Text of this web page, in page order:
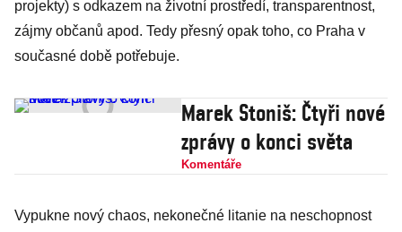
projekty) s odkazem na životní prostředí, transparentnost,
zájmy občanů apod. Tedy přesný opak toho, co Praha v
současné době potřebuje.
Marek Stoniš: Čtyři nové
zprávy o konci světa
Komentáře
Vypukne nový chaos, nekonečné litanie na neschopnost